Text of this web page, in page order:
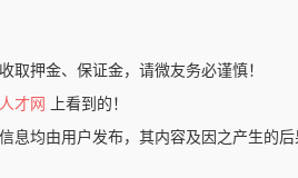
取押金、保证金，请微友务必谨慎！
才网
上看到的！
息均由用户发布，其内容及因之产生的